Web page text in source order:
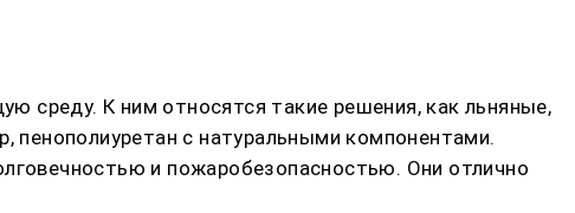
среду. К ним относятся такие решения, как льняные,
пенополиуретан с натуральными компонентами.
и пожаробезопасностью. Они отлично